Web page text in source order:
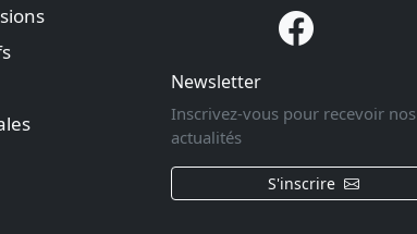
Newsletter
Inscrivez-vous pour recevoir nos
actualités
S'inscrire